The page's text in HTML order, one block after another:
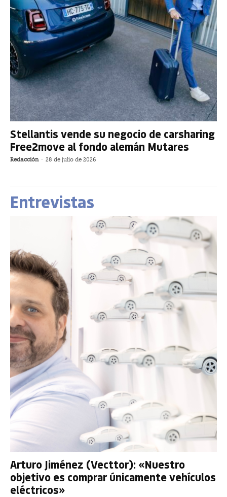
Stellantis vende su negocio de carsharing
Free2move al fondo alemán Mutares
Redacción - 28 de julio de 2026
Entrevistas
Arturo Jiménez (Vecttor): «Nuestro
objetivo es comprar únicamente vehículos
eléctricos»